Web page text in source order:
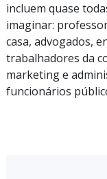
incluem quase
imaginar:
casa, advogados,
trabalhadores da
marketing e
funcionários